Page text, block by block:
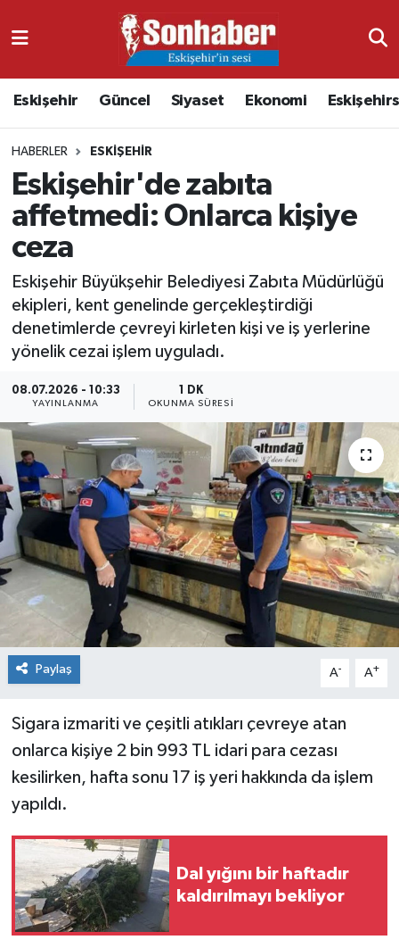
Eskişehir Güncel Siyaset Ekonomi
HABERLER ESKIŞEHIR
Eskişehir'de zabıta
affetmedi: Onlarca kişiye
ceza
Eskişehir Büyükşehir Belediyesi Zabıta Müdürlüğü
ekipleri, kent genelinde gerçekleştirdiği
denetimlerde çevreyi kirleten kişi ve iş yerlerine
yönelik cezai işlem uyguladı.
08.07.2026 - 10:33
YAYINLANMA
1 DK
OKUNMA SÜRESI
Paylaş A- A+
Sigara izmariti ve çeşitli atıkları çevreye atan
onlarca kişiye 2 bin 993 TL idari para cezası
kesilirken, hafta sonu 17 iş yeri hakkında da işlem
yapıldı.
Dal yığını bir haftadır
kaldırılmayı bekliyor
Ekonomi
Güncel
Kültür & Sanat
Magazin
Resmi İlanlar
Sağlık
Siyaset
Spor
Nöbetçi Eczaneler
Namaz Vakitleri
Trafik Durumu
Süper Lig Puan Durumu ve Fikstür
Tüm Manşetler
Son Dakika Haberleri
Haber Arşivi